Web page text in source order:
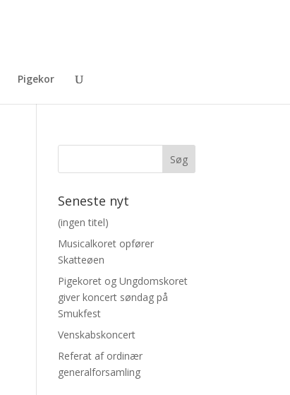
Pigekor
Seneste nyt
(ingen titel)
Musicalkoret opfører
Skatteøen
Pigekoret og Ungdomskoret
giver koncert søndag på
Smukfest
Venskabskoncert
Referat af ordinær
generalforsamling